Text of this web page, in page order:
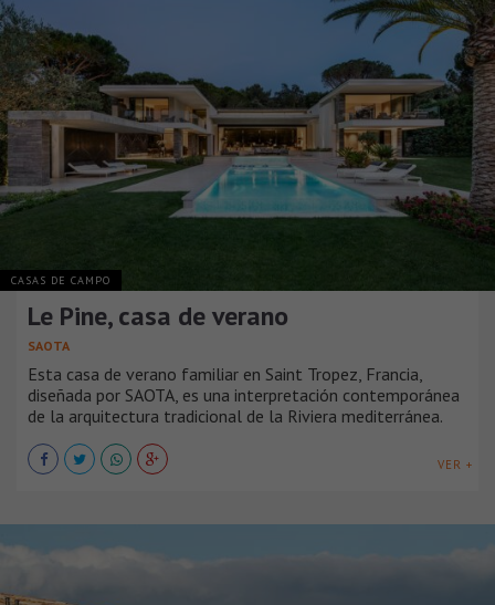
CASAS DE CAMPO
Le Pine, casa de verano
SAOTA
Esta casa de verano familiar en Saint Tropez, Francia,
diseñada por SAOTA, es una interpretación contemporánea
de la arquitectura tradicional de la Riviera mediterránea.
VER +